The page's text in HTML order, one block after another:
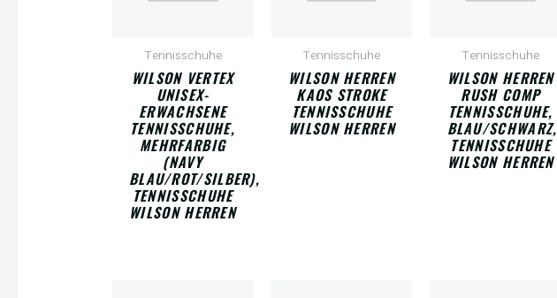
Tennisschuhe
WILSON VERTEX
UNISEX-
ERWACHSENE
TENNISSCHUHE,
MEHRFARBIG
(NAVY
BLAU/ROT/SILBER),
TENNISSCHUHE
WILSON HERREN
Tennisschuhe
WILSON HERREN
KAOS STROKE
TENNISSCHUHE
WILSON HERREN
Tennisschuhe
WILSON HERREN
RUSH COMP
TENNISSCHUHE,
BLAU/SCHWARZ,
TENNISSCHUHE
WILSON HERREN